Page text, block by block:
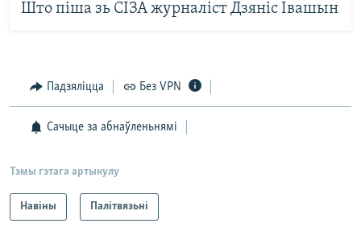
Што піша зь СІЗА журналіст Дзяніс Івашын
Падзяліцца Без VPN
Сачыце за абнаўленьнямі
Тэмы гэтага артыкулу
Навіны Палітвязьні